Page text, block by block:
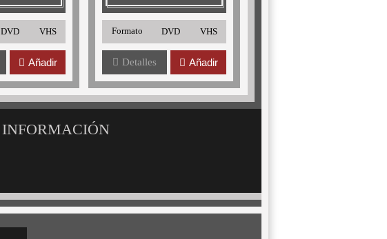
DVD VHS
Añadir
Formato DVD VHS
Detalles Añadir
INFORMACIÓN